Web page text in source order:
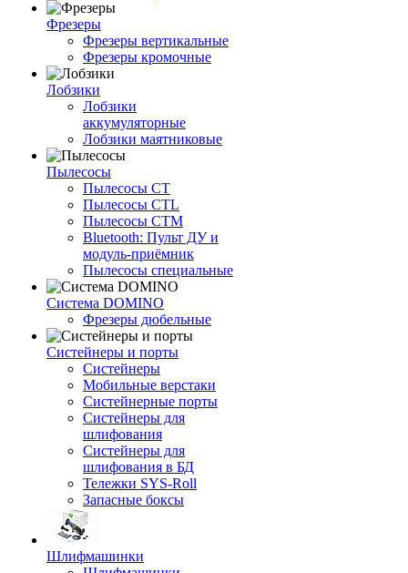
Фрезеры
Фрезеры вертикальные
Фрезеры кромочные
Лобзики
Лобзики
аккумуляторные
Лобзики маятниковые
Пылесосы
Пылесосы CT
Пылесосы CTL
Пылесосы CTM
Bluetooth: Пульт ДУ и
модуль-приёмник
Пылесосы специальные
Система DOMINO
Фрезеры дюбельные
Систейнеры и порты
Систейнеры
Мобильные верстаки
Систейнерные порты
Систейнеры для
шлифования
Систейнеры для
шлифования в БД
Тележки SYS-Roll
Запасные боксы
Шлифмашинки